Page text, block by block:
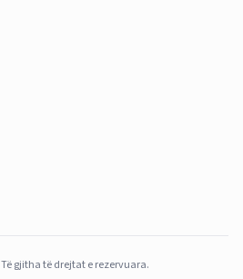
Të gjitha të drejtat e rezervuara.